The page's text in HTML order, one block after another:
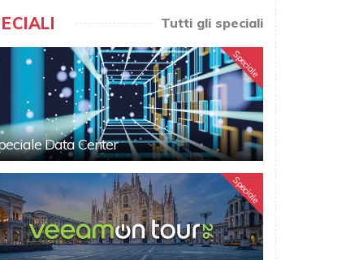
Tutti gli speciali
Speciale
Data Center
Speciale